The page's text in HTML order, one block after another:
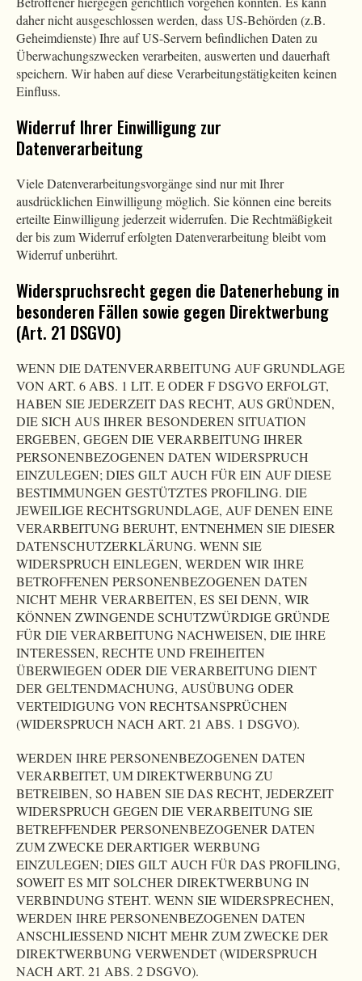
daher nicht ausgeschlossen werden, dass US-Behörden (z.B.
Geheimdienste) Ihre auf US-Servern befindlichen Daten zu
Überwachungszwecken verarbeiten, auswerten und dauerhaft
speichern. Wir haben auf diese Verarbeitungstätigkeiten keinen
Einfluss.
Widerruf Ihrer Einwilligung zur
Datenverarbeitung
Viele Datenverarbeitungsvorgänge sind nur mit Ihrer
ausdrücklichen Einwilligung möglich. Sie können eine bereits
erteilte Einwilligung jederzeit widerrufen. Die Rechtmäßigkeit
der bis zum Widerruf erfolgten Datenverarbeitung bleibt vom
Widerruf unberührt.
Widerspruchsrecht gegen die Datenerhebung in
besonderen Fällen sowie gegen Direktwerbung
(Art. 21 DSGVO)
WENN DIE DATENVERARBEITUNG AUF GRUNDLAGE
VON ART. 6 ABS. 1 LIT. E ODER F DSGVO ERFOLGT,
HABEN SIE JEDERZEIT DAS RECHT, AUS GRÜNDEN,
DIE SICH AUS IHRER BESONDEREN SITUATION
ERGEBEN, GEGEN DIE VERARBEITUNG IHRER
PERSONENBEZOGENEN DATEN WIDERSPRUCH
EINZULEGEN; DIES GILT AUCH FÜR EIN AUF DIESE
BESTIMMUNGEN GESTÜTZTES PROFILING. DIE
JEWEILIGE RECHTSGRUNDLAGE, AUF DENEN EINE
VERARBEITUNG BERUHT, ENTNEHMEN SIE DIESER
DATENSCHUTZERKLÄRUNG. WENN SIE
WIDERSPRUCH EINLEGEN, WERDEN WIR IHRE
BETROFFENEN PERSONENBEZOGENEN DATEN
NICHT MEHR VERARBEITEN, ES SEI DENN, WIR
KÖNNEN ZWINGENDE SCHUTZWÜRDIGE GRÜNDE
FÜR DIE VERARBEITUNG NACHWEISEN, DIE IHRE
INTERESSEN, RECHTE UND FREIHEITEN
ÜBERWIEGEN ODER DIE VERARBEITUNG DIENT
DER GELTENDMACHUNG, AUSÜBUNG ODER
VERTEIDIGUNG VON RECHTSANSPRÜCHEN
(WIDERSPRUCH NACH ART. 21 ABS. 1 DSGVO).
WERDEN IHRE PERSONENBEZOGENEN DATEN
VERARBEITET, UM DIREKTWERBUNG ZU
BETREIBEN, SO HABEN SIE DAS RECHT, JEDERZEIT
WIDERSPRUCH GEGEN DIE VERARBEITUNG SIE
BETREFFENDER PERSONENBEZOGENER DATEN
ZUM ZWECKE DERARTIGER WERBUNG
EINZULEGEN; DIES GILT AUCH FÜR DAS PROFILING,
SOWEIT ES MIT SOLCHER DIREKTWERBUNG IN
VERBINDUNG STEHT. WENN SIE WIDERSPRECHEN,
WERDEN IHRE PERSONENBEZOGENEN DATEN
ANSCHLIESSEND NICHT MEHR ZUM ZWECKE DER
DIREKTWERBUNG VERWENDET (WIDERSPRUCH
NACH ART. 21 ABS. 2 DSGVO).